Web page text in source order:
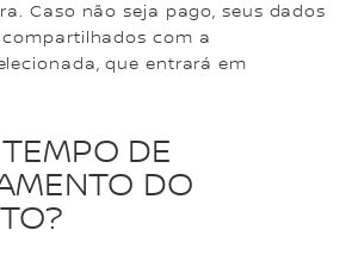
Caso não seja pago, seus dados
com a
que entrará em
DE
DO